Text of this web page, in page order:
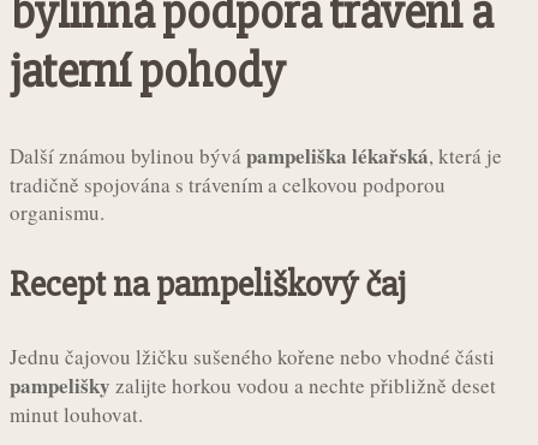
bylinná podpora trávení a
jaterní pohody
Další známou bylinou bývápampeliška lékařská, která je
tradičně spojována s trávením a celkovou podporou
organismu.
Recept na pampeliškový čaj
Jednu čajovou lžičku sušeného kořene nebo vhodné části
pampelišky zalijte horkou vodou a nechte přibližně deset
minut louhovat.